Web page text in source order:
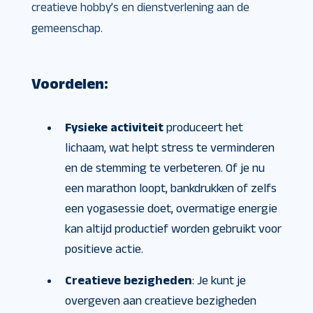
creatieve hobby’s en dienstverlening aan de
gemeenschap.
Voordelen:
Fysieke activiteitproduceert het
lichaam, wat helpt stress te verminderen
en de stemming te verbeteren. Of je nu
een marathon loopt, bankdrukken of zelfs
een yogasessie doet, overmatige energie
kan altijd productief worden gebruikt voor
positieve actie.
Creatieve bezigheden: Je kunt je
overgeven aan creatieve bezigheden